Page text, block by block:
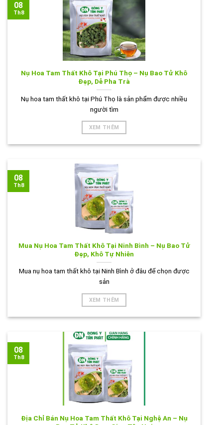
Nụ Hoa Tam Thất Khô Tại Phú Thọ – Nụ Bao Tử Khô
Đẹp, Dễ Pha Trà
Nụ hoa tam thất khô tại Phú Thọ là sản phẩm được nhiều
người tìm
XEM THÊM
08
Th8
Mua Nụ Hoa Tam Thất Khô Tại Ninh Bình – Nụ Bao Tử
Đẹp, Khô Tự Nhiên
Mua nụ hoa tam thất khô tại Ninh Bình ở đâu để chọn được
sản
XEM THÊM
08
Th8
Địa Chỉ Bán Nụ Hoa Tam Thất Khô Tại Nghệ An – Nụ
08
Th8